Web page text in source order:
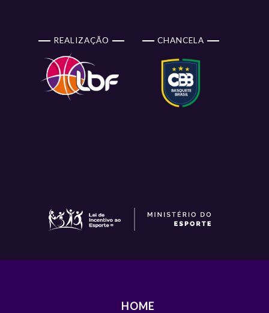
REALIZAÇÃO CHANCELA
HOME